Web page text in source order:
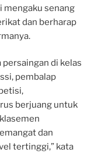
mengaku senang
dan berharap
di kelas
pembalap
berjuang untuk
dan
tertinggi,” kata